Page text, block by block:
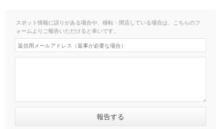
スポット情報に誤りがある場合や、移転・閉店している場合は、こちらのフ
ォームよりご報告いただけると幸いです。